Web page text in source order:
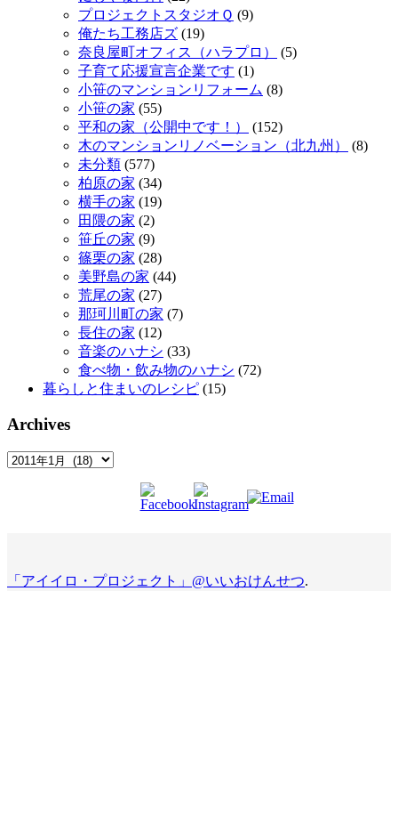
プロジェクトスタジオＱ (9)
俺たち工務店ズ (19)
奈良屋町オフィス（ハラプロ）
(5)
子育て応援宣言企業です (1)
小笹のマンションリフォーム (8)
小笹の家 (55)
平和の家（公開中です！）
(152)
木のマンションリノベーション（北九州）
(8)
未分類 (577)
柏原の家 (34)
横手の家 (19)
田隈の家 (2)
笹丘の家 (9)
篠栗の家 (28)
美野島の家 (44)
荒尾の家 (27)
那珂川町の家 (7)
長住の家 (12)
音楽のハナシ (33)
食べ物・飲み物のハナシ (72)
暮らしと住まいのレシピ (15)
Archives
Archives
「アイイロ・プロジェクト」@いいおけんせつ.